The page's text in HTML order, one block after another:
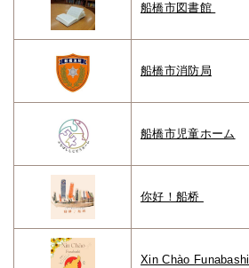
船橋市図書館
船橋市消防局
船橋市児童ホーム
你好！船桥
Xin Chào Funabashi